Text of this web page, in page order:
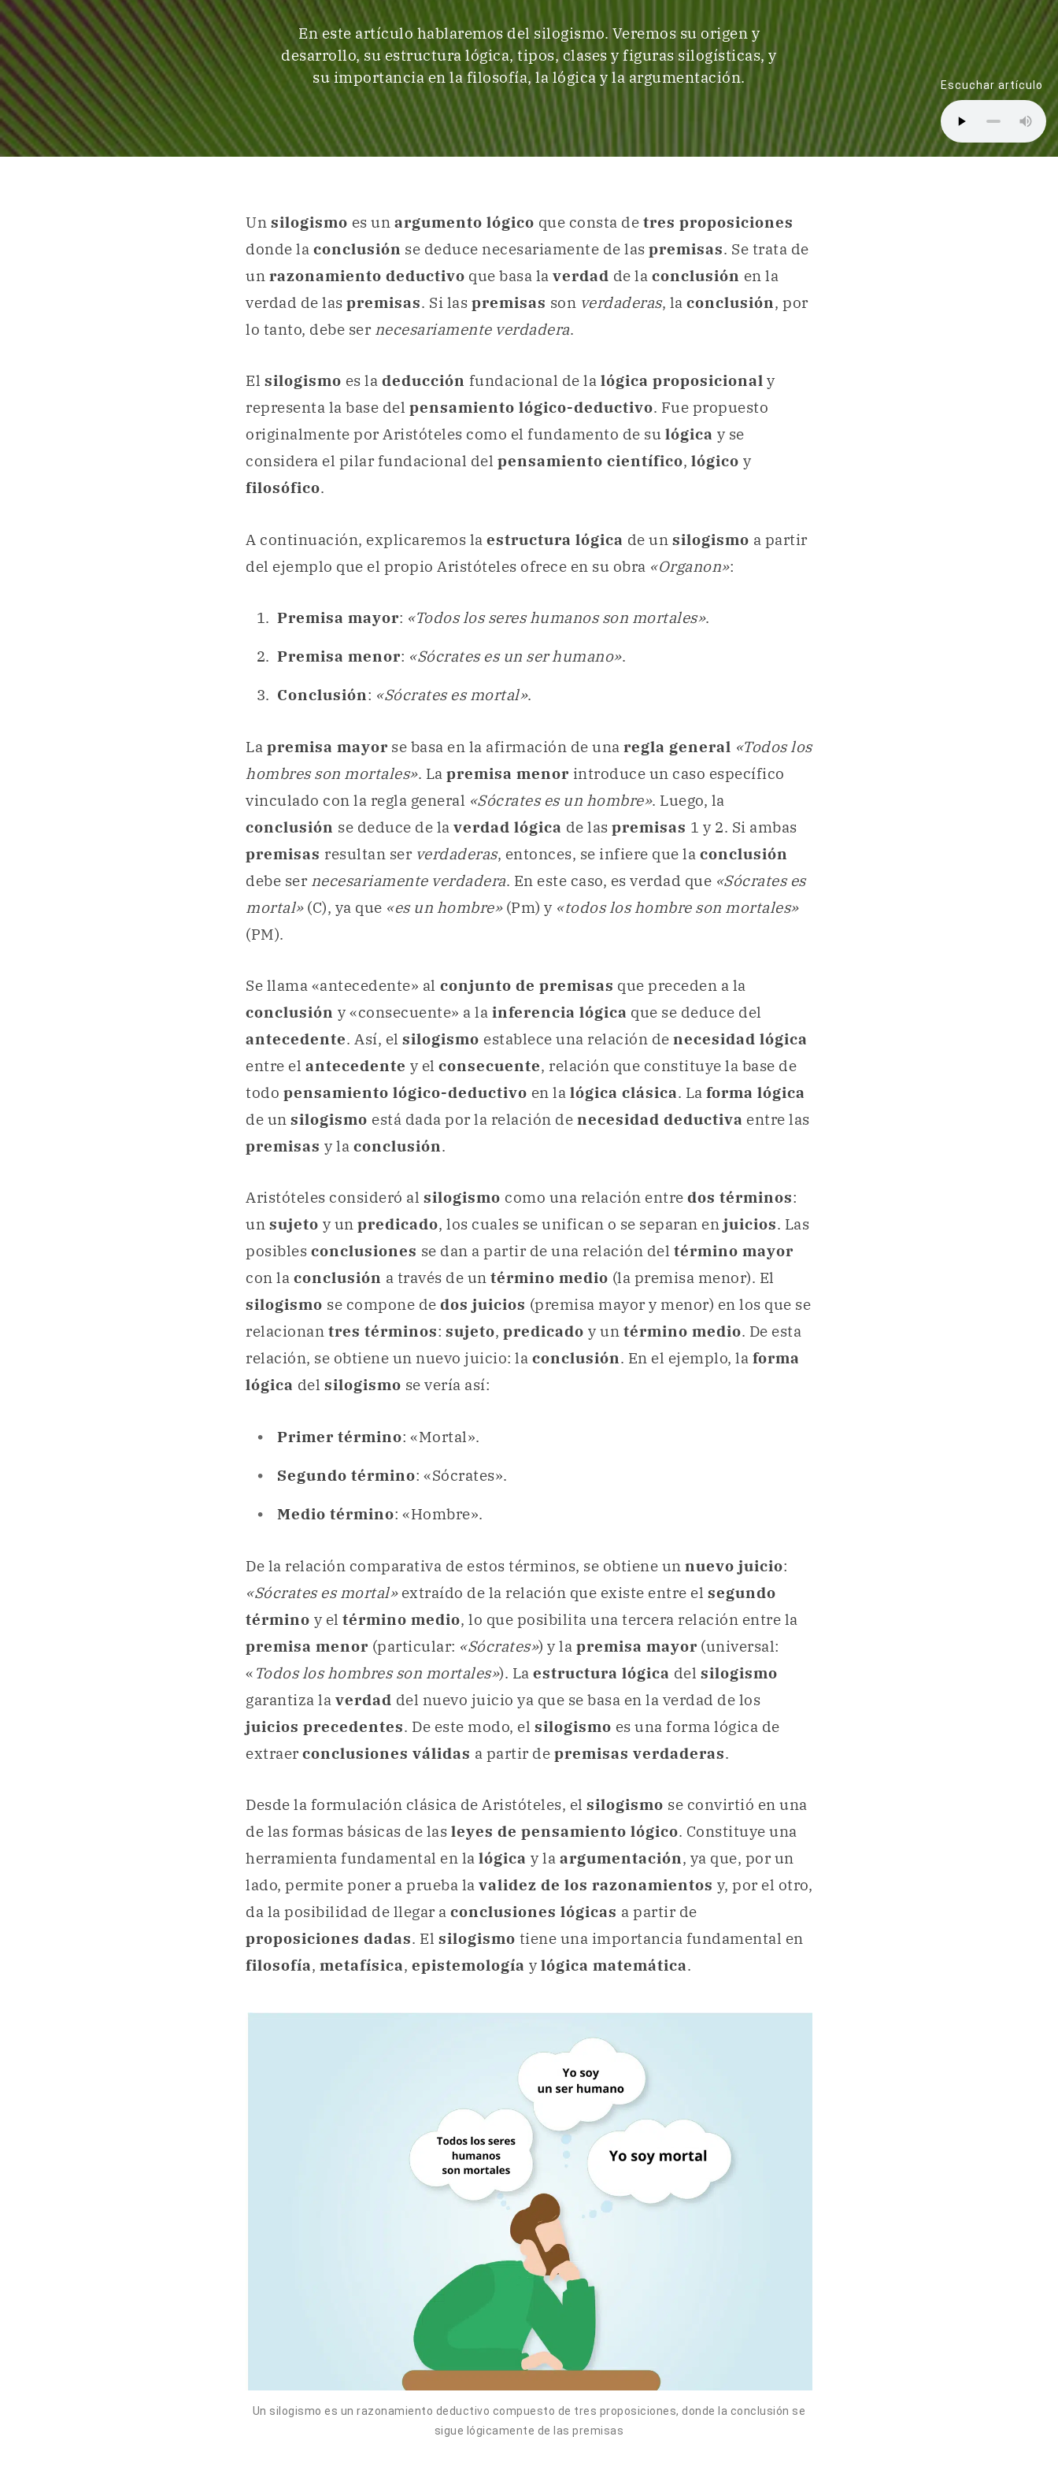
En este artículo hablaremos del silogismo. Veremos su origen y
desarrollo, su estructura lógica, tipos, clases y figuras silogísticas, y
su importancia en la filosofía, la lógica y la argumentación.
Escuchar artículo
Un silogismo es un argumento lógico que consta de tres proposiciones
donde la conclusión se deduce necesariamente de las premisas. Se trata de
un razonamiento deductivo que basa la verdad de la conclusión en la
verdad de las premisas. Si las premisas son verdaderas, la conclusión, por
lo tanto, debe ser necesariamente verdadera.
El silogismo es la deducción fundacional de la lógica proposicional y
representa la base del pensamiento lógico-deductivo. Fue propuesto
originalmente por Aristóteles como el fundamento de su lógica y se
considera el pilar fundacional del pensamiento científico, lógico y
filosófico.
A continuación, explicaremos la estructura lógica de un silogismo a partir
del ejemplo que el propio Aristóteles ofrece en su obra «Organon»:
Premisa mayor: «Todos los seres humanos son mortales».
Premisa menor: «Sócrates es un ser humano».
Conclusión: «Sócrates es mortal».
La premisa mayor se basa en la afirmación de una regla general «Todos los
hombres son mortales». La premisa menor introduce un caso específico
vinculado con la regla general «Sócrates es un hombre». Luego, la
conclusión se deduce de la verdad lógica de las premisas 1 y 2. Si ambas
premisas resultan ser verdaderas, entonces, se infiere que la conclusión
debe ser necesariamente verdadera. En este caso, es verdad que «Sócrates es
mortal»(C), ya que «es un hombre»(Pm) y «todos los hombre son mortales»
(PM).
Se llama «antecedente» al conjunto de premisas que preceden a la
conclusión y «consecuente» a la inferencia lógica que se deduce del
antecedente. Así, el silogismo establece una relación de necesidad lógica
entre el antecedente y el consecuente, relación que constituye la base de
todo pensamiento lógico-deductivo en la lógica clásica. La forma lógica
de un silogismo está dada por la relación de necesidad deductiva entre las
premisas y la conclusión.
Aristóteles consideró al silogismo como una relación entre dos términos:
un sujeto y un predicado, los cuales se unifican o se separan en juicios. Las
posibles conclusiones se dan a partir de una relación del término mayor
con la conclusión a través de un término medio (la premisa menor). El
silogismo se compone de dos juicios (premisa mayor y menor) en los que se
relacionan tres términos: sujeto, predicado y un término medio. De esta
relación, se obtiene un nuevo juicio: la conclusión. En el ejemplo, la forma
lógica del silogismo se vería así:
Primer término: «Mortal».
Segundo término: «Sócrates».
Medio término: «Hombre».
De la relación comparativa de estos términos, se obtiene un nuevo juicio:
«Sócrates es mortal»extraído de la relación que existe entre el segundo
término y el término medio, lo que posibilita una tercera relación entre la
premisa menor (particular: «Sócrates») y la premisa mayor (universal:
« Todos los hombres son mortales»). La estructura lógica del silogismo
garantiza la verdad del nuevo juicio ya que se basa en la verdad de los
juicios precedentes. De este modo, el silogismo es una forma lógica de
extraerconclusiones válidas a partir de premisas verdaderas.
Desde la formulación clásica de Aristóteles, el silogismo se convirtió en una
de las formas básicas de las leyes de pensamiento lógico. Constituye una
herramienta fundamental en la lógica y la argumentación, ya que, por un
lado, permite poner a prueba la validez de los razonamientos y, por el otro,
da la posibilidad de llegar a conclusiones lógicas a partir de
proposiciones dadas. El silogismo tiene una importancia fundamental en
filosofía, metafísica, epistemología y lógica matemática.
Un silogismo es un razonamiento deductivo compuesto de tres proposiciones, donde la conclusión se
sigue lógicamente de las premisas